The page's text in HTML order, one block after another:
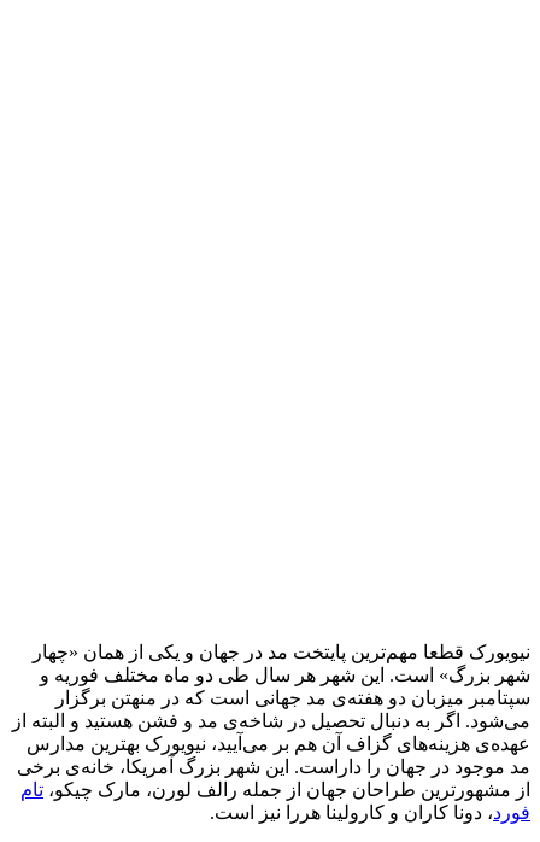
نیویورک قطعا مهم‌ترین پایتخت مد در جهان و یکی از همان «چهار
شهر بزرگ» است. این شهر هر سال طی دو ماه مختلف فوریه و
سپتامبر میزبان دو هفته‌ی مد جهانی است که در منهتن برگزار
می‌شود. اگر به دنبال تحصیل در شاخه‌ی مد و‌ فشن هستید و البته از
عهده‌ی هزینه‌های گزاف آن هم بر می‌آیید، نیویورک بهترین مدارس
مد موجود در جهان را داراست. این شهر بزرگ آمریکا، خانه‌ی برخی
از مشهورترین طراحان جهان از جمله رالف لورن، مارک چیکو، تام
فورد، دونا کاران و کارولینا هررا نیز است.